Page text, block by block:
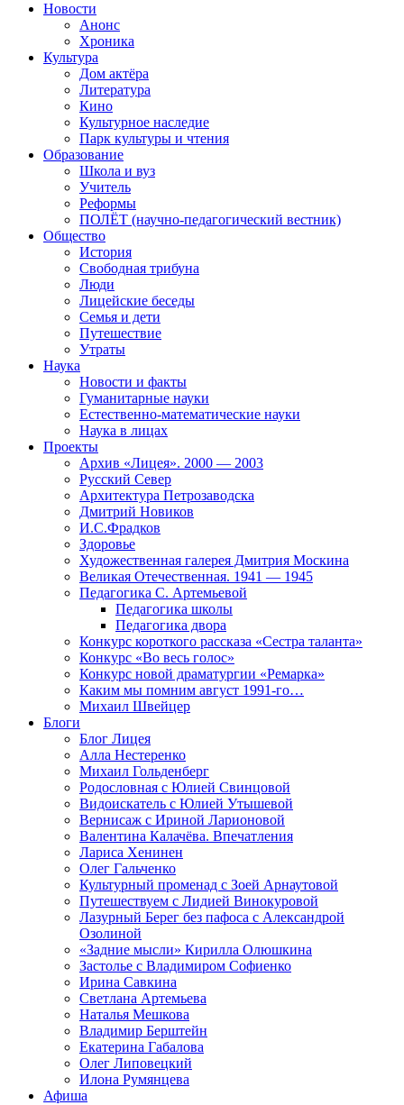
Новости
Анонс
Хроника
Культура
Дом актёра
Литература
Кино
Культурное наследие
Парк культуры и чтения
Образование
Школа и вуз
Учитель
Реформы
ПОЛЁТ (научно-педагогический вестник)
Общество
История
Свободная трибуна
Люди
Лицейские беседы
Семья и дети
Путешествие
Утраты
Наука
Новости и факты
Гуманитарные науки
Естественно-математические науки
Наука в лицах
Проекты
Архив «Лицея». 2000 — 2003
Русский Север
Архитектура Петрозаводска
Дмитрий Новиков
И.С.Фрадков
Здоровье
Художественная галерея Дмитрия Москина
Великая Отечественная. 1941 — 1945
Педагогика С. Артемьевой
Педагогика школы
Педагогика двора
Конкурс короткого рассказа «Сестра таланта»
Конкурс «Во весь голос»
Конкурс новой драматургии «Ремарка»
Каким мы помним август 1991-го…
Михаил Швейцер
Блоги
Блог Лицея
Алла Нестеренко
Михаил Гольденберг
Родословная с Юлией Свинцовой
Видоискатель с Юлией Утышевой
Вернисаж с Ириной Ларионовой
Валентина Калачёва. Впечатления
Лариса Хенинен
Олег Гальченко
Культурный променад с Зоей Арнаутовой
Путешествуем с Лидией Винокуровой
Лазурный Берег без пафоса с Александрой
Озолиной
«Задние мысли» Кирилла Олюшкина
Застолье с Владимиром Софиенко
Ирина Савкина
Светлана Артемьева
Наталья Мешкова
Владимир Берштейн
Екатерина Габалова
Олег Липовецкий
Илона Румянцева
Афиша